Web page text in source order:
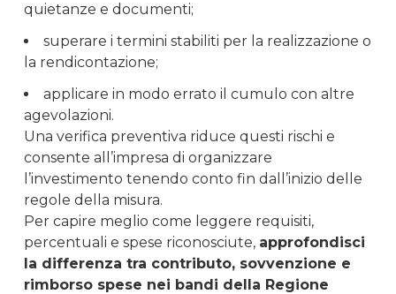
quietanze e documenti;
superare i termini stabiliti per la realizzazione o
la rendicontazione;
applicare in modo errato il cumulo con altre
agevolazioni.
Una verifica preventiva riduce questi rischi e
consente all’impresa di organizzare
l’investimento tenendo conto fin dall’inizio delle
regole della misura.
Per capire meglio come leggere requisiti,
percentuali e spese riconosciute, approfondisci
la differenza tra contributo, sovvenzione e
rimborso spese nei bandi della Regione